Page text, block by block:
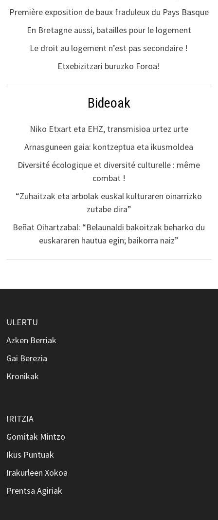
Première exposition de baux fraduleux du Pays Basque
En Bretagne aussi, batailles pour le logement
Le droit au logement n’est pas secondaire !
Etxebizitzari buruzko Foroa!
Bideoak
Niko Etxart eta EHZ, transmisioa urtez urte
Arnasguneen gaia: kontzeptua eta ikusmoldea
Diversité écologique et diversité culturelle : même
combat !
“Zuhaitzak eta arbolak euskal kulturaren oinarrizko
zutabe dira”
Beñat Oihartzabal: “Belaunaldi bakoitzak beharko du
euskararen hautua egin; baikorra naiz”
ULERTU
Azken Berriak
Gai Berezia
Kronikak
IRITZIA
Gomitak Mintzo
Ikus Puntuak
Irakurleen Xokoa
Prentsa Agiriak